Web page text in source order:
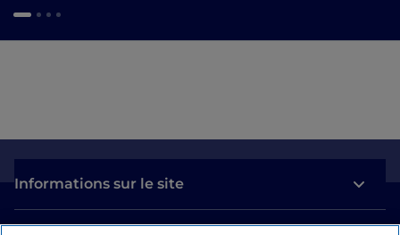
Informations sur le site